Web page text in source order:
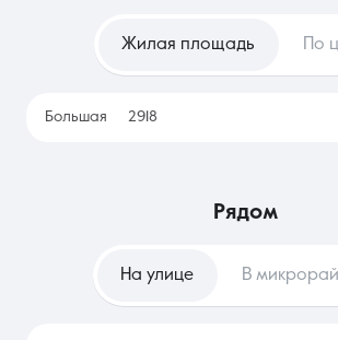
только планирует переезд или часто
позволяя изучить разные локации
конкретному адресу и значительных разовых
Жилая площадь По
Большая 2918
рядом
На улице В